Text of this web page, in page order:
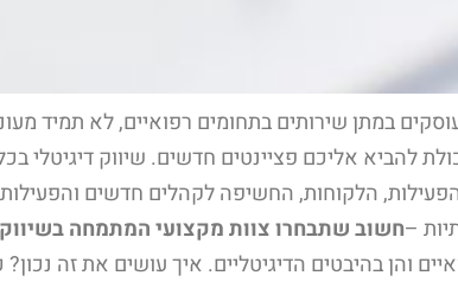
במתן שירותים בתחומים רפואיים, לא תמיד
להביא אליכם פציינטים חדשים. שיווק
הפעילות, הלקוחות, החשיפה לקהלים חדשים
–חשוב שתבחרו צוות מקצועי המתמחה
והן בהיבטים הדיגיטליים. איך עושים את זה